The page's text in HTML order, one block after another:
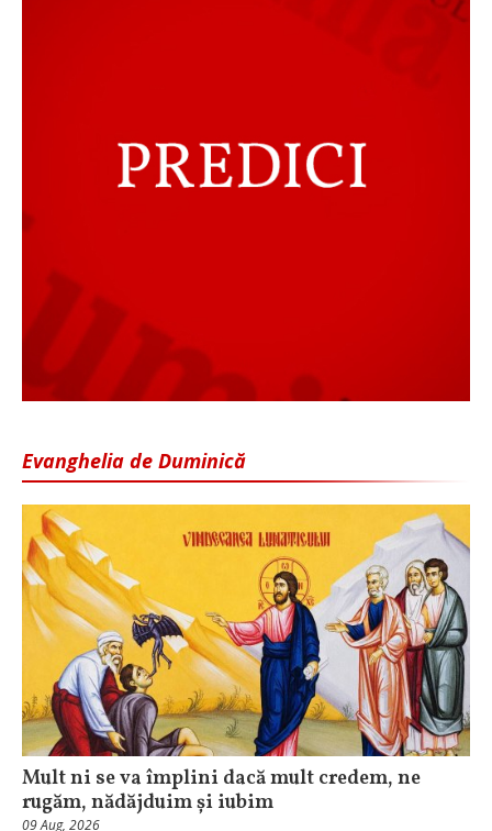
Evanghelia de Duminică
Mult ni se va împlini dacă mult credem, ne
rugăm, nădăjduim și iubim
09 Aug, 2026